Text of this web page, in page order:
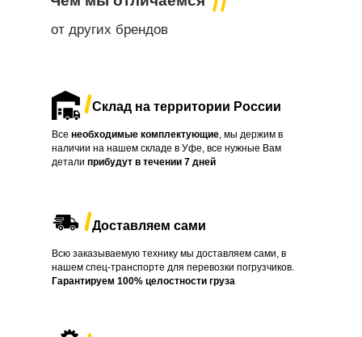
от других брендов
Все необходимые комплектующие, мы держим в
наличии на нашем складе в Уфе, все нужные Вам
детали прибудут в течении 7 дней
Склад на территории России
Всю заказываемую технику мы доставляем сами, в
нашем спец-транспорте для перевозки погрузчиков.
Гарантируем 100% целостности груза
Доставляем сами